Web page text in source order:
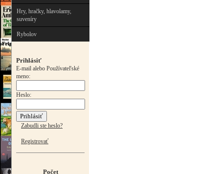
Hry, hračky, hlavolamy,
suveníry
Rybolov
Prihlásiť
E-mail alebo Používateľské
meno:
Heslo:
Zabudli ste heslo?
Registrovať
Počet